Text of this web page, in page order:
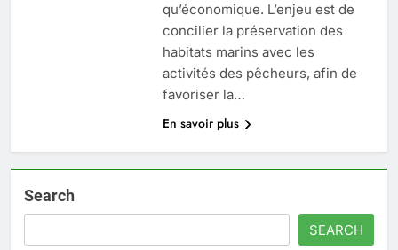
qu’économique. L’enjeu est de
concilier la préservation des
habitats marins avec les
activités des pêcheurs, afin de
favoriser la…
En savoir plus
Search
SEARCH